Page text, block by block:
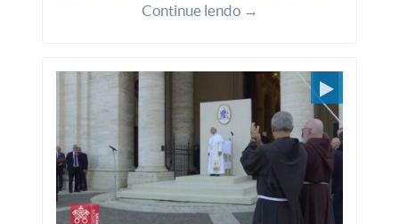
Continue lendo →